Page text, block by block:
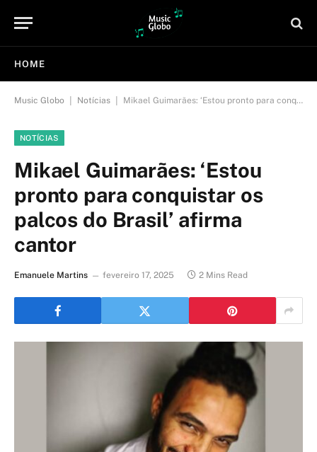
HOME
Music Globo Notícias Mikael Guimarães: ‘Estou pronto para conquistar os palcos do Brasil’ afirma cantor
NOTÍCIAS
Mikael Guimarães: ‘Estou
pronto para conquistar os
palcos do Brasil’ afirma
cantor
Emanuele Martins fevereiro 17, 2025 2 Mins Read